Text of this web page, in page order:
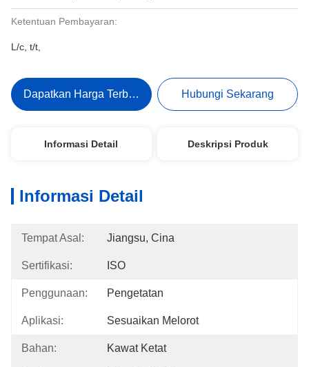
Ketentuan Pembayaran:
L/c, t/t,
Dapatkan Harga Terbaik Hubungi Sekarang
Informasi Detail Deskripsi Produk
Informasi Detail
Tempat Asal: Jiangsu, Cina
Sertifikasi: ISO
Penggunaan: Pengetatan
Aplikasi: Sesuaikan Melorot
Bahan: Kawat Ketat